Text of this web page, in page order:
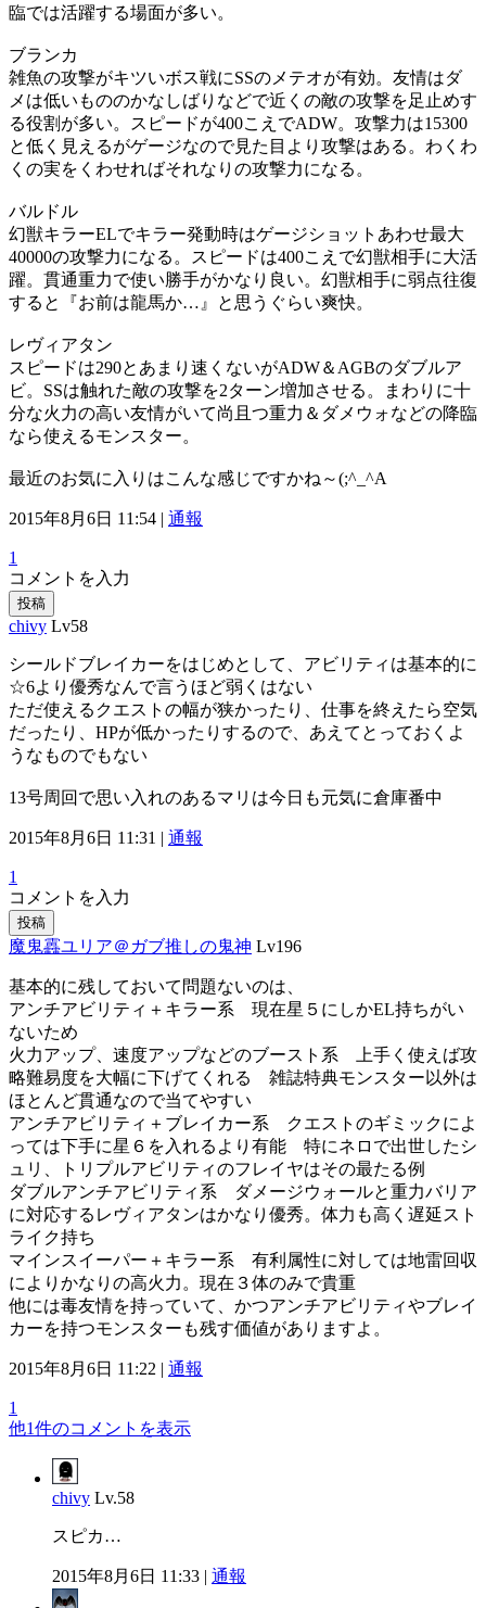
臨では活躍する場面が多い。
ブランカ
雑魚の攻撃がキツいボス戦にSSのメテオが有効。友情はダ
メは低いもののかなしばりなどで近くの敵の攻撃を足止めす
る役割が多い。スピードが400こえでADW。攻撃力は15300
と低く見えるがゲージなので見た目より攻撃はある。わくわ
くの実をくわせればそれなりの攻撃力になる。
バルドル
幻獣キラーELでキラー発動時はゲージショットあわせ最大
40000の攻撃力になる。スピードは400こえで幻獣相手に大活
躍。貫通重力で使い勝手がかなり良い。幻獣相手に弱点往復
すると『お前は龍馬か…』と思うぐらい爽快。
レヴィアタン
スピードは290とあまり速くないがADW＆AGBのダブルア
ビ。SSは触れた敵の攻撃を2ターン増加させる。まわりに十
分な火力の高い友情がいて尚且つ重力＆ダメウォなどの降臨
なら使えるモンスター。
最近のお気に入りはこんな感じですかね～(;^_^A
2015年8月6日 11:54 | 通報
1
コメントを入力
投稿
chivy Lv58
シールドブレイカーをはじめとして、アビリティは基本的に
☆6より優秀なんで言うほど弱くはない
ただ使えるクエストの幅が狭かったり、仕事を終えたら空気
だったり、HPが低かったりするので、あえてとっておくよ
うなものでもない
13号周回で思い入れのあるマリは今日も元気に倉庫番中
2015年8月6日 11:31 | 通報
1
コメントを入力
投稿
魔鬼靐ユリア＠ガブ推しの鬼神 Lv196
基本的に残しておいて問題ないのは、
アンチアビリティ＋キラー系 現在星５にしかEL持ちがい
ないため
火力アップ、速度アップなどのブースト系 上手く使えば攻
略難易度を大幅に下げてくれる 雑誌特典モンスター以外は
ほとんど貫通なので当てやすい
アンチアビリティ＋ブレイカー系 クエストのギミックによ
っては下手に星６を入れるより有能 特にネロで出世したシ
ュリ、トリプルアビリティのフレイヤはその最たる例
ダブルアンチアビリティ系 ダメージウォールと重力バリア
に対応するレヴィアタンはかなり優秀。体力も高く遅延スト
ライク持ち
マインスイーパー＋キラー系 有利属性に対しては地雷回収
によりかなりの高火力。現在３体のみで貴重
他には毒友情を持っていて、かつアンチアビリティやブレイ
カーを持つモンスターも残す価値がありますよ。
2015年8月6日 11:22 | 通報
1
他1件のコメントを表示
chivy Lv.58
スピカ…
2015年8月6日 11:33 | 通報